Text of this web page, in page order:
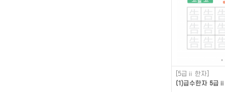
[5급ⅱ 한자]
(1)급수한자 5급